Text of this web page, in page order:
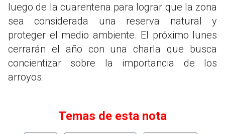
luego de la cuarentena para lograr que la zona
sea considerada una reserva natural y
proteger el medio ambiente. El próximo lunes
cerrarán el año con una charla que busca
concientizar sobre la importancia de los
arroyos.
Temas de esta nota